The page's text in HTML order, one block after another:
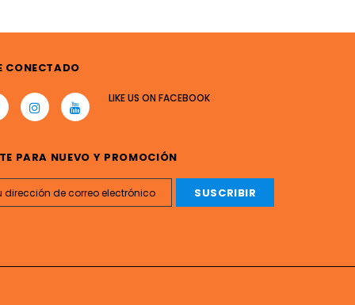
CONECTADO
LIKE USONFACEBOOK
PARA NUEVO Y PROMOCIÓN